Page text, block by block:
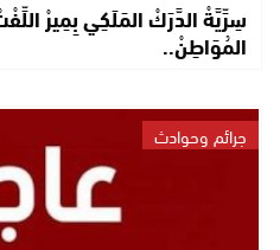
سِرِّيَّةْ الدَّرَكْ المَلَكِي بِمِيرْ
المُوَاطِنْ..
جرائم وحوادث